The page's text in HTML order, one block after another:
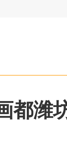
都潍